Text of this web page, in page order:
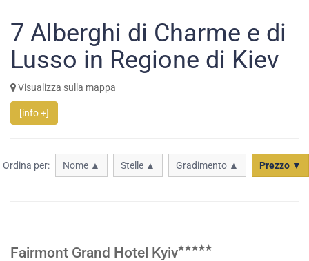
7 Alberghi di Charme e di
Lusso in Regione di Kiev
Visualizza sulla mappa
[info +]
Ordina per: Nome ▲ Stelle ▲ Gradimento ▲ Prezzo ▼
Fairmont Grand Hotel Kyiv